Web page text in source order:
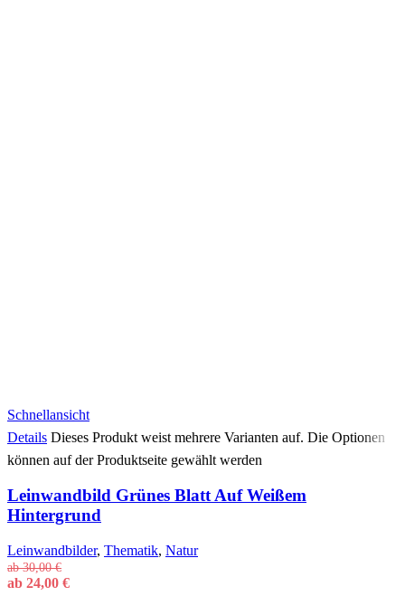
Schnellansicht
Details Dieses Produkt weist mehrere Varianten auf. Die Optionen
können auf der Produktseite gewählt werden
Leinwandbild Grünes Blatt Auf Weißem
Hintergrund
Leinwandbilder, Thematik, Natur
ab30,00€
ab 24,00 €